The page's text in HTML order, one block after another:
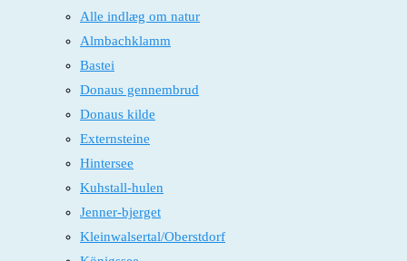
Alle indlæg om natur
Almbachklamm
Bastei
Donaus gennembrud
Donaus kilde
Externsteine
Hintersee
Kuhstall-hulen
Jenner-bjerget
Kleinwalsertal/Oberstdorf